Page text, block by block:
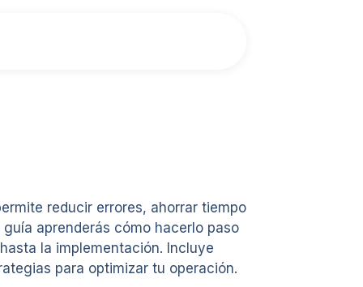
reducir errores, ahorrar tiempo
aprenderás cómo hacerlo paso
la implementación. Incluye
para optimizar tu operación.